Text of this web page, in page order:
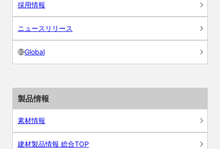
採用情報
ニュースリリース
Global
製品情報
素材情報
建材製品情報 総合TOP